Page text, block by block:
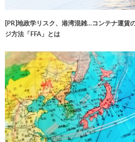
[PR]地政学リスク、港湾混雑…コンテナ運賃
ジ方法「FFA」とは